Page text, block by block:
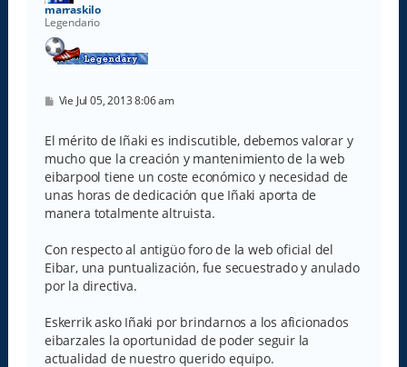
marraskilo
Legendario
M
s
a
j
e
Vie Jul 05, 2013 8:06 am
El mérito de Iñaki es indiscutible, debemos valorar y
mucho que la creación y mantenimiento de la web
eibarpool tiene un coste económico y necesidad de
unas horas de dedicación que Iñaki aporta de
manera totalmente altruista.
Con respecto al antigüo foro de la web oficial del
Eibar, una puntualización, fue secuestrado y anulado
por la directiva.
Eskerrik asko Iñaki por brindarnos a los aficionados
eibarzales la oportunidad de poder seguir la
actualidad de nuestro querido equipo.